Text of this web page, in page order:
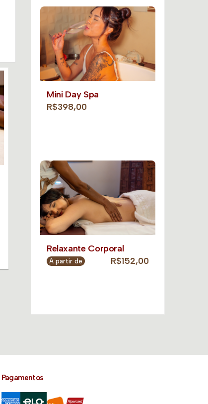
Mini Day Spa
R$398,00
Relaxante Corporal
A partir de R$152,00
Pagamentos